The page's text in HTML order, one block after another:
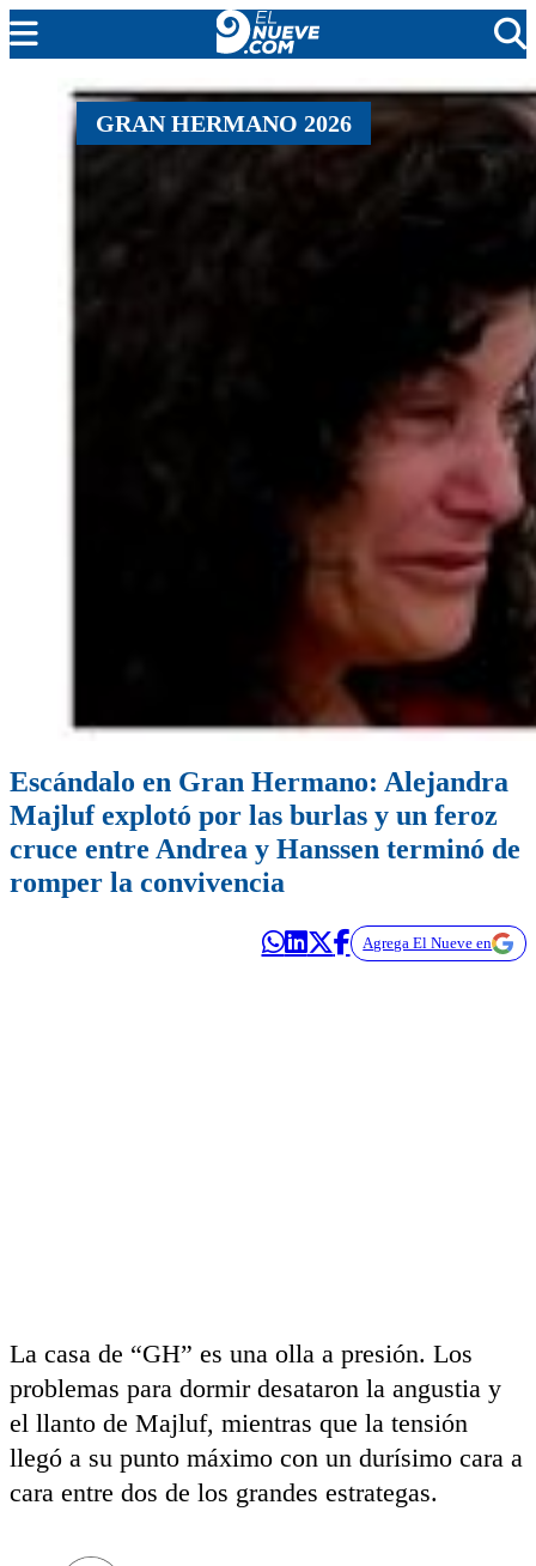
MENDOZA
CADA DÍA
PROTAGONISTAS
GRAN HERMANO 2026
Escándalo en Gran Hermano: Alejandra
Majluf explotó por las burlas y un feroz
cruce entre Andrea y Hanssen terminó de
romper la convivencia
Agrega El Nueve en
La casa de “GH” es una olla a presión. Los
problemas para dormir desataron la angustia y
el llanto de Majluf, mientras que la tensión
llegó a su punto máximo con un durísimo cara a
cara entre dos de los grandes estrategas.